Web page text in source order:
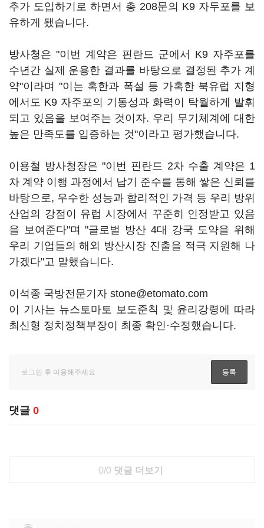
추가 도입하기로 하면서 총 208문의 K9 자두포를 보
유하게 됐습니다.
방사청은 "이번 계약은 핀란드 군에서 K9 자주포를
수년간 실제 운용한 결과를 바탕으로 결정된 추가 계
약"이라며 "이는 혹한과 폭설 등 가혹한 북유럽 지형
에서도 K9 자주포의 기동성과 화력이 탁월하게 발휘
되고 있음을 보여주는 것이자. 우리 무기체계에 대한
높은 만족도를 입증하는 것"이라고 평가했습니다.
이용철 방사청장은 "이번 핀란드 2차 수출 계약은 1
차 계약 이행 과정에서 납기 준수를 통해 쌓은 신뢰를
바탕으로, 우수한 성능과 합리적인 가격 등 우리 방위
산업의 강점이 유럽 시장에서 꾸준히 인정받고 있음
을 보여준다"며 "글로벌 방산 4대 강국 도약을 위해
우리 기업들의 해외 방산시장 진출을 적극 지원해 나
가겠다"고 말했습니다.
이석종 국방전문기자 stone@etomato.com
이 기사는 뉴스토마토 보도준칙 및 윤리강령에 따라
최신형 정치정책부장이 최종 확인·수정했습니다.
댓글 0
0/0 댓글 더보기